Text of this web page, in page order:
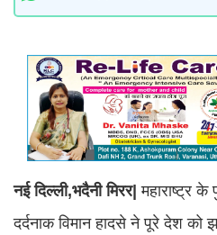
नई दिल्ली,भदैनी मिरर| महाराष्ट्र
दर्दनाक विमान हादसे ने पूरे देश